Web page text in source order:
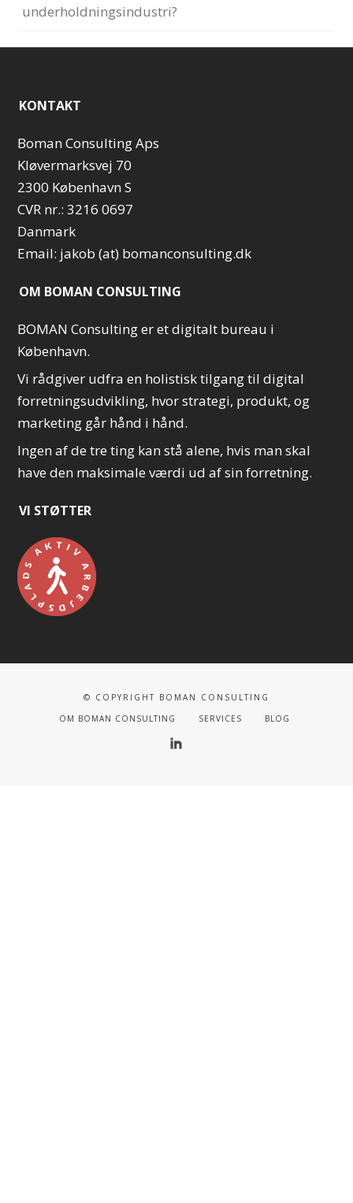
underholdningsindustri?
KONTAKT
Boman Consulting Aps
Kløvermarksvej 70
2300 København S
CVR nr.: 3216 0697
Danmark
Email: jakob (at) bomanconsulting.dk
OM BOMAN CONSULTING
BOMAN Consulting er et digitalt bureau i
København.
Vi rådgiver udfra en holistisk tilgang til digital
forretningsudvikling, hvor strategi, produkt, og
marketing går hånd i hånd.
Ingen af de tre ting kan stå alene, hvis man skal
have den maksimale værdi ud af sin forretning.
VI STØTTER
© COPYRIGHT BOMAN CONSULTING
OM BOMAN CONSULTING
SERVICES BLOG